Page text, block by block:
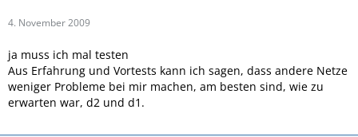
4. November 2009
ja muss ich mal testen
Aus Erfahrung und Vortests kann ich sagen, dass andere Netze
weniger Probleme bei mir machen, am besten sind, wie zu
erwarten war, d2 und d1.